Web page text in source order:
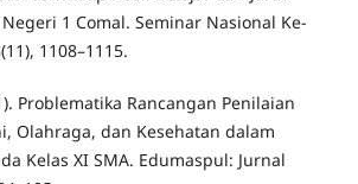
1 Comal. Seminar Nasional Ke-
1108–1115.
Problematika Rancangan Penilaian
Olahraga, dan Kesehatan dalam
Kelas XI SMA. Edumaspul: Jurnal